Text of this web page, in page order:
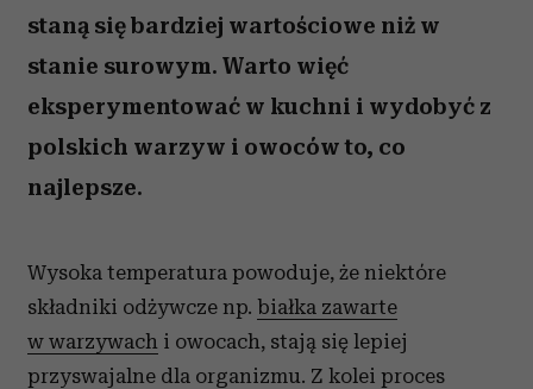
staną się bardziej wartościowe niż w
stanie surowym. Warto więć
eksperymentować w kuchni i wydobyć z
polskich warzyw i owoców to, co
najlepsze.
Wysoka temperatura powoduje, że niektóre
składniki odżywcze np. białka zawarte
w warzywach i owocach, stają się lepiej
przyswajalne dla organizmu. Z kolei proces